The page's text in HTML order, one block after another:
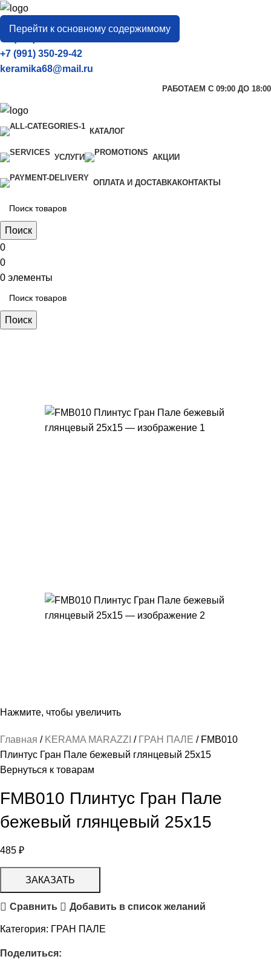
Перейти к основному содержимому
город
Тамбов
+7 (906) 657-33-54
+7 (991) 350-29-42
keramika68@mail.ru
РАБОТАЕМ С 09:00 ДО 18:00
КАТАЛОГ
УСЛУГИ АКЦИИ
ОПЛАТА И ДОСТАВКАКОНТАКТЫ
Поиск
0
0
0 элементы
Поиск
Нажмите, чтобы увеличить
Главная KERAMA MARAZZI ГРАН ПАЛЕ
FMB010
Плинтус Гран Пале бежевый глянцевый 25х15
Вернуться к товарам
FMB010 Плинтус Гран Пале
бежевый глянцевый 25х15
485 ₽
ЗАКАЗАТЬ
Сравнить Добавить в список желаний
Категория: ГРАН ПАЛЕ
Поделиться: